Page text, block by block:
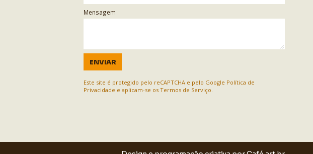
Mensagem
ENVIAR
Este site é protegido pelo reCAPTCHA e pelo Google Política de
Privacidade e aplicam-se os Termos de Serviço.